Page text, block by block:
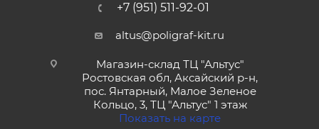
+7 (951) 511-92-01
altus@poligraf-kit.ru
Магазин-склад ТЦ "Альтус"
Ростовская обл, Аксайский р-н,
пос. Янтарный, Малое Зеленое
Кольцо, 3, ТЦ "Альтус" 1 этаж
Показать на карте